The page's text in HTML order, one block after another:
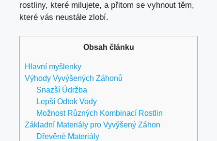
rostliny, které milujete, a přitom se vyhnout těm,
které vás neustále zlobí.
Obsah článku
Hlavní myšlenky
Výhody Vyvýšených Záhonů
Snazší Údržba
Lepší Odtok Vody
Možnost Různých Kombinací Rostlin
Základní Materiály pro Vyvýšený Záhon
Dřevěné Materiály